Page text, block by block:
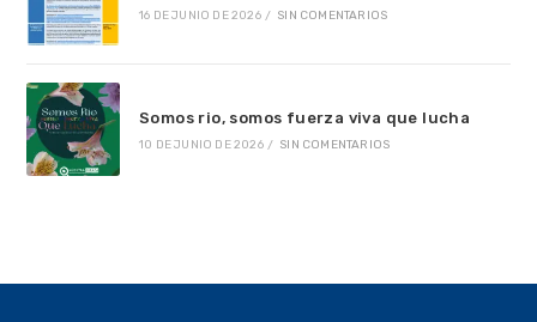
16 DE JUNIO DE 2026 / SIN COMENTARIOS
Somos rio, somos fuerza viva que lucha
10 DE JUNIO DE 2026 / SIN COMENTARIOS